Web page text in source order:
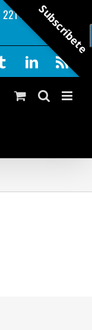
343
|
TumblrLinkedIn
Subscríbete